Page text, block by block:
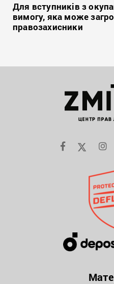
Для вступників з
вимогу, яка може
правозахисники